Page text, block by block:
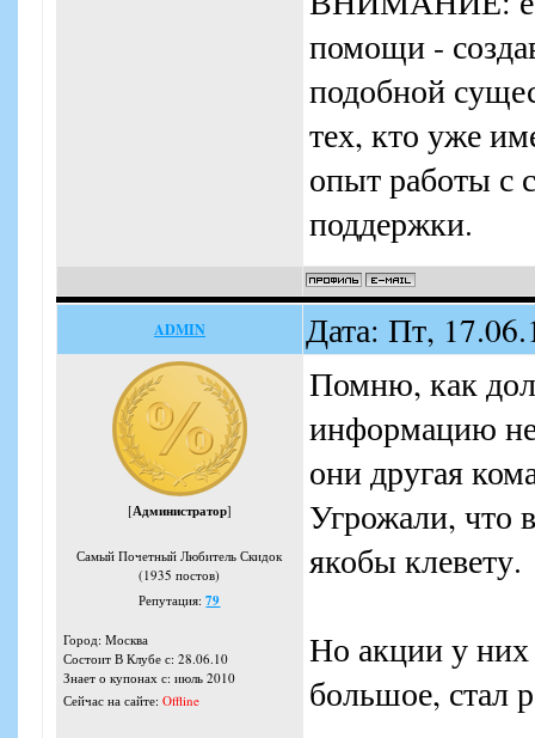
помощи -
подобной
тех, кто уже
опыт работы с
поддержки.
ADMIN Дата: Пт,
[Администратор]
Самый Почетный Любитель Скидок
(1935 постов)
Репутация:79
Город: Москва
Состоит В Клубе с: 28.06.10
Знает о купонах с: июль 2010
Сейчас на сайте: Offline
Помню, как
информацию не
они другая
Угрожали, что
якобы клевету.
Но акции у них
большое, стал